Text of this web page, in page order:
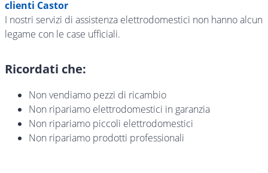
clienti Castor
I nostri servizi di assistenza elettrodomestici non hanno alcun
legame con le case ufficiali.
Ricordati che:
Non vendiamo pezzi di ricambio
Non ripariamo elettrodomestici in garanzia
Non ripariamo piccoli elettrodomestici
Non ripariamo prodotti professionali